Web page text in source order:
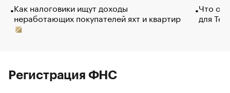
Как налоговики ищут доходы
неработающих покупателей яхт и квартир
Что
для
Регистрация ФНС